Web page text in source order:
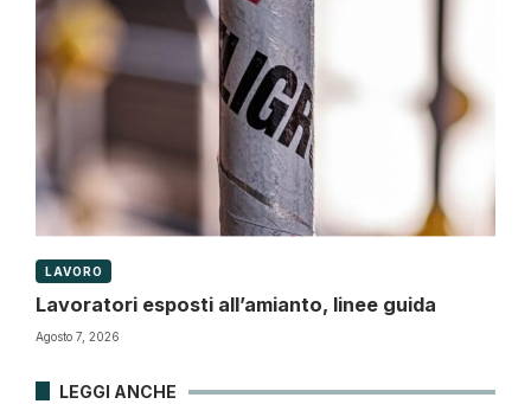
LAVORO
Lavoratori esposti all’amianto, linee guida
Agosto 7, 2026
LEGGI ANCHE